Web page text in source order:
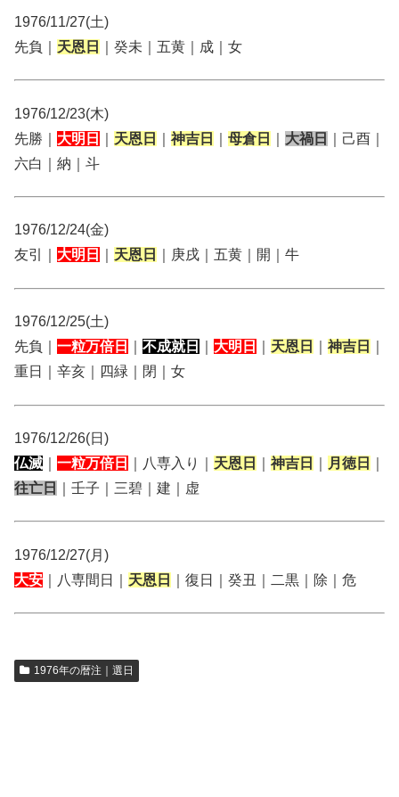
1976/11/27(土)
先負｜ 天恩日 ｜癸未｜五黄｜成｜女
1976/12/23(木)
先勝｜ 大明日 天恩日 神吉日 母倉日 大禍日
｜己酉｜
六白｜納｜斗
1976/12/24(金)
友引｜ 大明日 天恩日 ｜庚戌｜五黄｜開｜牛
1976/12/25(土)
先負｜ 一粒万倍日 不成就日 大明日 天恩日 神吉日
重日｜辛亥｜四緑｜閉｜女
1976/12/26(日)
仏滅
一粒万倍日 ｜八専入り｜ 天恩日 神吉日 月徳日
往亡日
｜壬子｜三碧｜建｜虚
1976/12/27(月)
大安 ｜八専間日｜ 天恩日 ｜復日｜癸丑｜二黒｜除｜危
1976年の暦注｜選日